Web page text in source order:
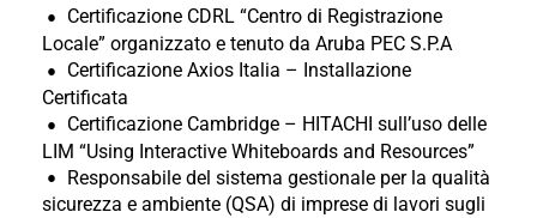
Certificazione CDRL “Centro di Registrazione
Locale” organizzato e tenuto da Aruba PEC S.P.A
Certificazione Axios Italia – Installazione
Certificata
Certificazione Cambridge – HITACHI sull’uso delle
LIM “Using Interactive Whiteboards and Resources”
Responsabile del sistema gestionale per la qualità
sicurezza e ambiente (QSA) di imprese di lavori sugli